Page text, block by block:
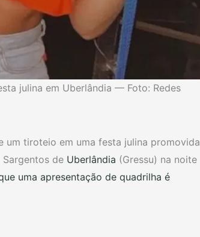
julina em Uberlândia — Foto: Redes
um tiroteio em uma festa julina promovida
de Uberlândia (Gressu) na noite
uma apresentação de quadrilha é